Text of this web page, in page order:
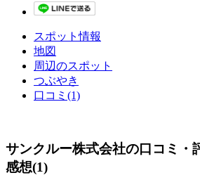
スポット情報
地図
周辺のスポット
つぶやき
口コミ(1)
サンクルー株式会社の口コミ・
感想(1)